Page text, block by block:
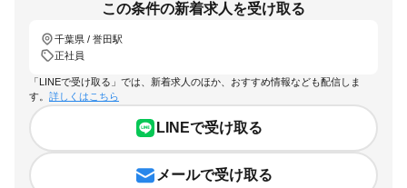
この条件の新着求人を受け取る
千葉県 / 誉田駅
正社員
「LINEで受け取る」では、新着求人のほか、おすすめ情報なども配信しま
す。 詳しくはこちら
LINEで受け取る
メールで受け取る